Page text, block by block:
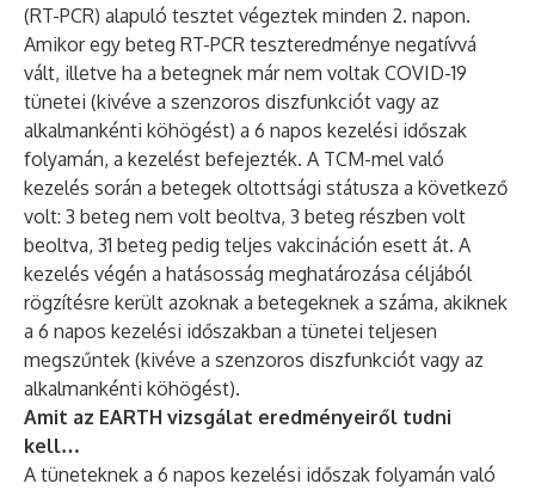
(RT-PCR) alapuló tesztet végeztek minden 2. napon.
Amikor egy beteg RT-PCR teszteredménye negatívvá
vált, illetve ha a betegnek már nem voltak COVID-19
tünetei (kivéve a szenzoros diszfunkciót vagy az
alkalmankénti köhögést) a 6 napos kezelési időszak
folyamán, a kezelést befejezték. A TCM-mel való
kezelés során a betegek oltottsági státusza a következő
volt: 3 beteg nem volt beoltva, 3 beteg részben volt
beoltva, 31 beteg pedig teljes vakcináción esett át. A
kezelés végén a hatásosság meghatározása céljából
rögzítésre került azoknak a betegeknek a száma, akiknek
a 6 napos kezelési időszakban a tünetei teljesen
megszűntek (kivéve a szenzoros diszfunkciót vagy az
alkalmankénti köhögést).
Amit az EARTH vizsgálat eredményeiről tudni
kell…
A tüneteknek a 6 napos kezelési időszak folyamán való